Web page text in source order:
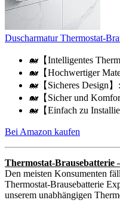
Duscharmatur Thermostat-
🐋【Intelligentes
🐋【Hochwertiger
🐋【Sicheres Design
🐋【Sicher und
🐋【Einfach zu
Bei Amazon kaufen
Thermostat-Brausebatterie
Den meisten Konsumenten
Thermostat-Brausebatterie
unserem unabhängigen